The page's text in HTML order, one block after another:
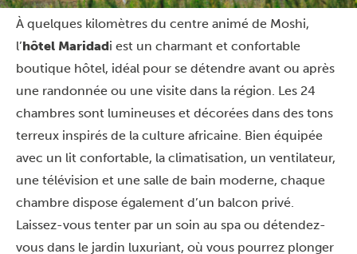
À quelques kilomètres du centre animé de Moshi,
l’hôtel Maridadi est un charmant et confortable
boutique hôtel, idéal pour se détendre avant ou après
une randonnée ou une visite dans la région. Les 24
chambres sont lumineuses et décorées dans des tons
terreux inspirés de la culture africaine. Bien équipée
avec un lit confortable, la climatisation, un ventilateur,
une télévision et une salle de bain moderne, chaque
chambre dispose également d’un balcon privé.
Laissez-vous tenter par un soin au spa ou détendez-
vous dans le jardin luxuriant, où vous pourrez plonger